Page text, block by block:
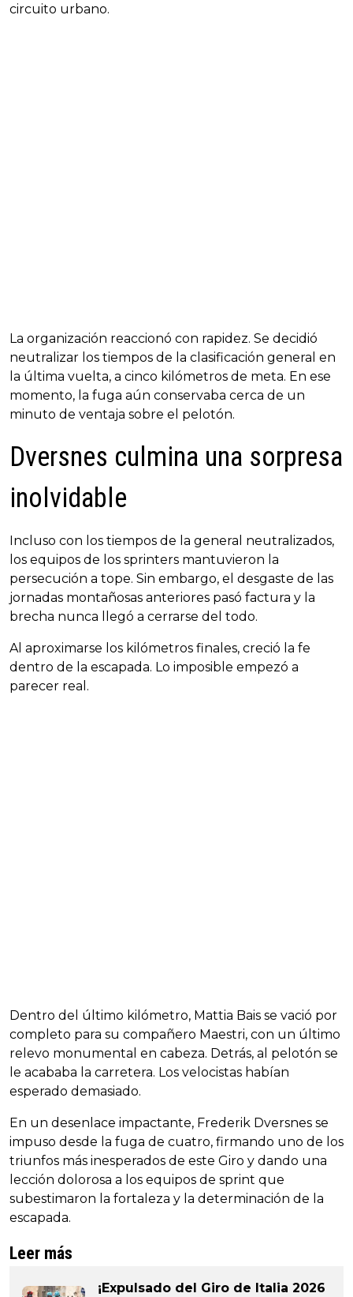
circuito urbano.
La organización reaccionó con rapidez. Se decidió
neutralizar los tiempos de la clasificación general en
la última vuelta, a cinco kilómetros de meta. En ese
momento, la fuga aún conservaba cerca de un
minuto de ventaja sobre el pelotón.
Dversnes culmina una sorpresa
inolvidable
Incluso con los tiempos de la general neutralizados,
los equipos de los sprinters mantuvieron la
persecución a tope. Sin embargo, el desgaste de las
jornadas montañosas anteriores pasó factura y la
brecha nunca llegó a cerrarse del todo.
Al aproximarse los kilómetros finales, creció la fe
dentro de la escapada. Lo imposible empezó a
parecer real.
Dentro del último kilómetro, Mattia Bais se vació por
completo para su compañero Maestri, con un último
relevo monumental en cabeza. Detrás, al pelotón se
le acababa la carretera. Los velocistas habían
esperado demasiado.
En un desenlace impactante, Frederik Dversnes se
impuso desde la fuga de cuatro, firmando uno de los
triunfos más inesperados de este Giro y dando una
lección dolorosa a los equipos de sprint que
subestimaron la fortaleza y la determinación de la
escapada.
Leer más
¡Expulsado del Giro de Italia 2026